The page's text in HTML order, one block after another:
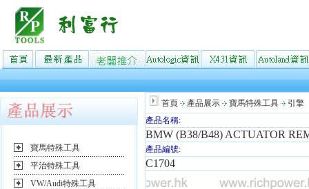
寶馬特殊工具
平治特殊工具
VW/Audi特殊工具
首頁 產品展示 寶馬特殊工具
引擎
產品名稱:
BMW (B38/B48) ACTUATOR
產品編號:
C1704